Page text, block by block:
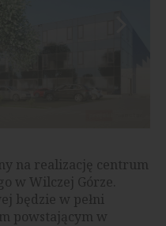
na realizację centrum
w Wilczej Górze.
będzie w pełni
powstającym w